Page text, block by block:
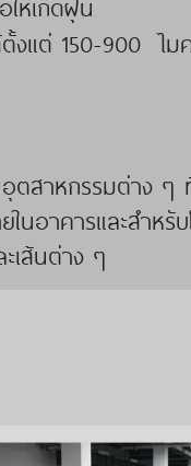
ได้ตั้งแต่ 150-
กรรมต่าง ๆ ที่ต้
อาคารและสำหรั
เส้นต่าง ๆ